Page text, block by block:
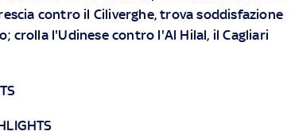
contro il Ciliverghe, trova soddisfazione
crolla l'Udinese contro l'Al Hilal, il Cagliari